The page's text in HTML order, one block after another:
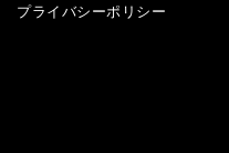
プライバシーポリシー